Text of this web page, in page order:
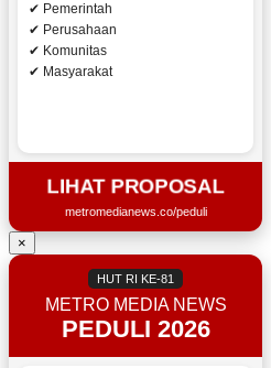
✔ Pemerintah
✔ Perusahaan
✔ Komunitas
✔ Masyarakat
LIHAT PROPOSAL
metromedianews.co/peduli
×
HUT RI KE-81
METRO MEDIA NEWS
PEDULI 2026